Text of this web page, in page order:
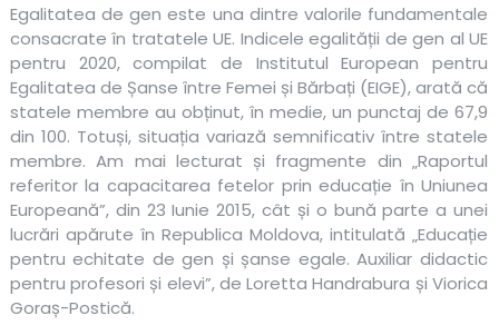
Egalitatea de gen este una dintre valorile fundamentale
consacrate în tratatele UE. Indicele egalității de gen al UE
pentru 2020, compilat de Institutul European pentru
Egalitatea de Șanse între Femei și Bărbați (EIGE), arată că
statele membre au obținut, în medie, un punctaj de 67,9
din 100. Totuși, situația variază semnificativ între statele
membre. Am mai lecturat și fragmente din „Raportul
referitor la capacitarea fetelor prin educație în Uniunea
Europeană”, din 23 Iunie 2015, cât și o bună parte a unei
lucrări apărute în Republica Moldova, intitulată „Educație
pentru echitate de gen și șanse egale. Auxiliar didactic
pentru profesori și elevi”, de Loretta Handrabura și Viorica
Goraș-Postică.